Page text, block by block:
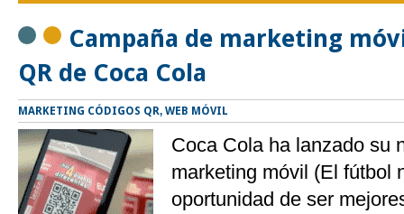
Campaña de marketing
QR de Coca Cola
MARKETING CÓDIGOS QR, WEB MÓVIL
Coca Cola ha lanzado su
marketing móvil (El fútbol
oportunidad de ser